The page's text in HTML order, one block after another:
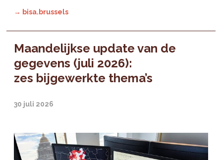
→ bisa.brussels
Maandelijkse update van de
gegevens (juli 2026):
zes bijgewerkte thema’s
30 juli 2026